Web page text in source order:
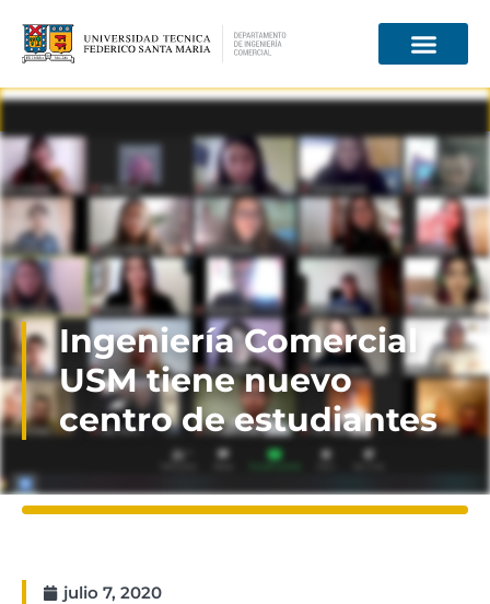
Información para
Ingeniería Comercial
USM tiene nuevo
centro de estudiantes
julio 7, 2020